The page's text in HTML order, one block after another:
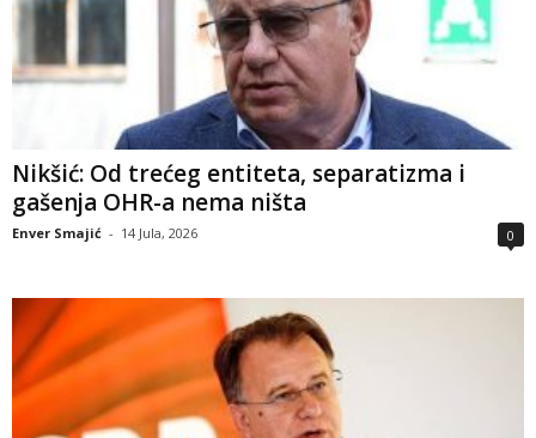
Nikšić: Od trećeg entiteta, separatizma i
gašenja OHR-a nema ništa
Enver Smajić - 14 Jula, 2026 0